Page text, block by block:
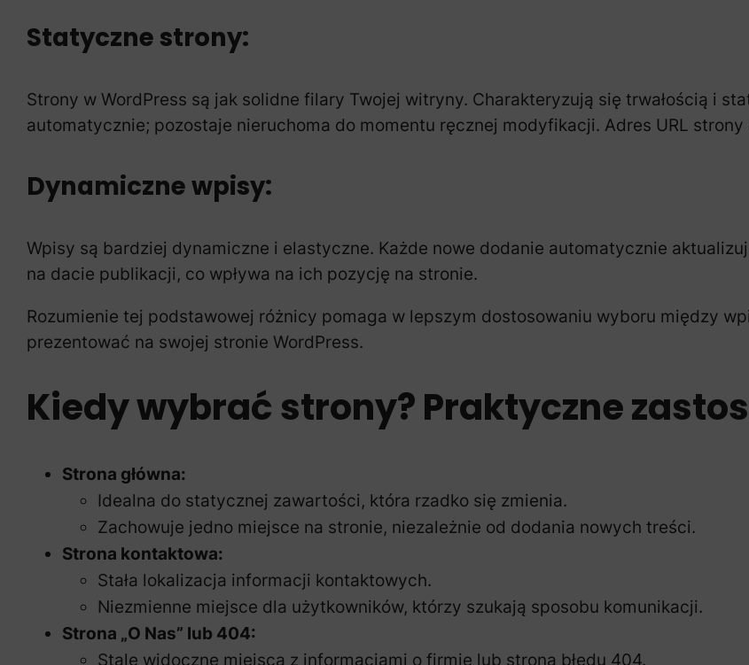
Statyczne strony:
Strony w WordPress są jak solidne filary Twojej witryny. Charakteryzują się trwałością i
automatycznie; pozostaje nieruchoma do momentu ręcznej modyfikacji. Adres URL
Dynamiczne wpisy:
Wpisy są bardziej dynamiczne i elastyczne. Każde nowe dodanie automatycznie
na dacie publikacji, co wpływa na ich pozycję na stronie.
Rozumienie tej podstawowej różnicy pomaga w lepszym dostosowaniu wyboru między
prezentować na swojej stronie WordPress.
Kiedy wybrać strony? Praktyczne
Strona główna:
Idealna do statycznej zawartości, która rzadko się zmienia.
Zachowuje jedno miejsce na stronie, niezależnie od dodania nowych treści.
Strona kontaktowa:
Stała lokalizacja informacji kontaktowych.
Niezmienne miejsce dla użytkowników, którzy szukają sposobu komunikacji.
Strona „O Nas” lub 404:
Stale widoczne miejsca z informacjami o firmie lub stroną błędu 404.